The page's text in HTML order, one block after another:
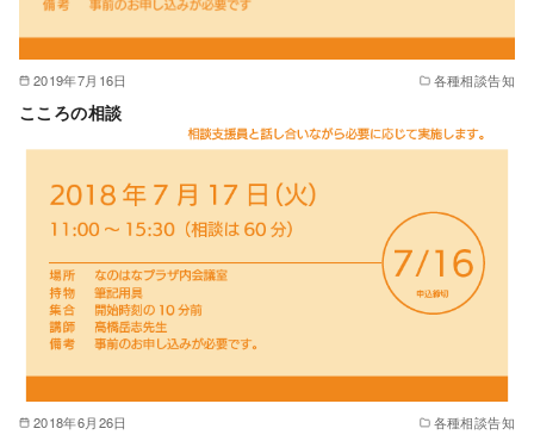
2019年7月16日 各種相談告知
こころの相談
2018年6月26日 各種相談告知